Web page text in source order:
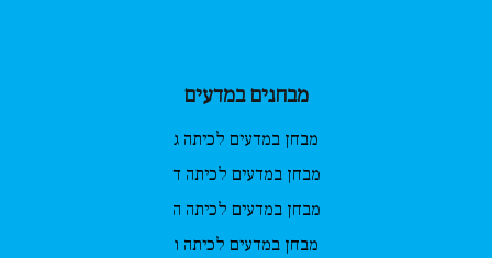
מבחנים במדעים
מבחן במדעים לכיתה ג
מבחן במדעים לכיתה ד
מבחן במדעים לכיתה ה
מבחן במדעים לכיתה ו